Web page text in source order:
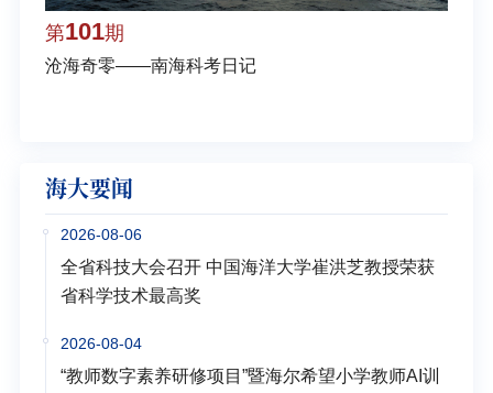
第101期
沧海奇零——南海科考日记
海大要闻
2026-08-06
全省科技大会召开 中国海洋大学崔洪芝教授荣获
省科学技术最高奖
2026-08-04
“教师数字素养研修项目”暨海尔希望小学教师AI训